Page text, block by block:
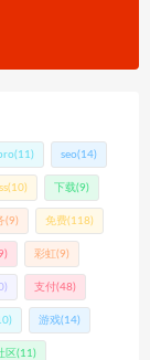
(11) seo(14)
(10) 下载(9)
(9) 免费(118)
彩虹(9)
支付(48)
游戏(14)
区(11)